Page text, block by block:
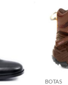
BOTAS